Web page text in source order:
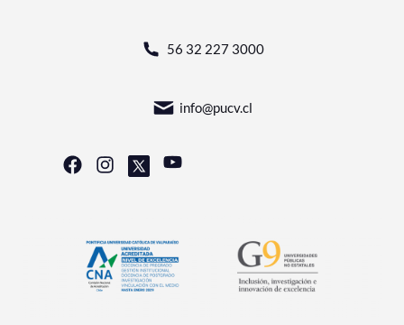
56 32 227 3000
info@pucv.cl